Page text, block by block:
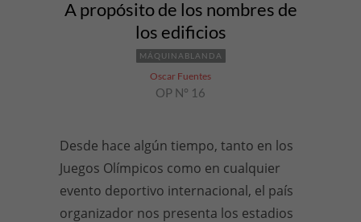
A propósito de los nombres de
los edificios
MÁQUINABLANDA
Oscar Fuentes
OP N° 16
Desde hace algún tiempo, tanto en los
Juegos Olímpicos como en cualquier
evento deportivo internacional, el país
organizador nos presenta los estadios